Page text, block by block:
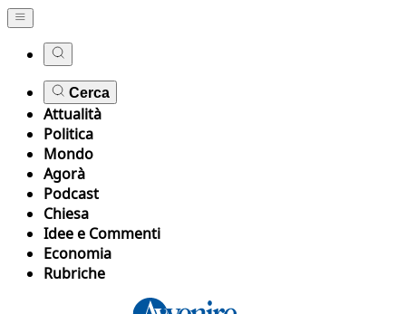
Cerca
Attualità
Politica
Mondo
Agorà
Podcast
Chiesa
Idee e Commenti
Economia
Rubriche